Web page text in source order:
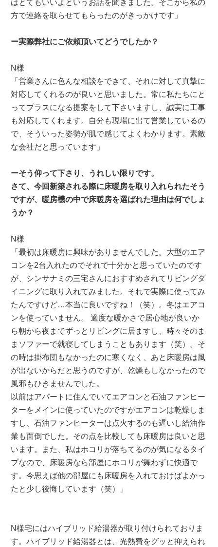
はとてもいいよというお話を聞きました。そこから私の
方で連絡を取らせてもらったのがきっかけです」
ー実際弊社にご依頼頂いてどうでしたか？
N様
「営業さんに色んな相談をできて、それに対して真摯に
対応してくれるのが良いと思いました。常に私たちにと
ってプラスになる提案をして下さいますし、誠実に工事
も対応してくれます。自分も現場に出て営業しているの
で、そういった姿勢が肌で感じてよくわかります。素敵
な会社だと思っています」
ーそう仰って下さり、うれしい限りです。
さて、今回新築される際に床暖房を取り入れられたそう
ですが、暖房機の中で床暖房を選ばれた理由は何でしょ
うか？
N様
「最初は床暖房に興味がありませんでした。大型のエア
コンを2台入れたのでそれで十分かと思っていたのです
が、シンサナミの三宅さんにおすすめされてリビングダ
イニングに取り入れてみました。それで実際に使ってみ
たんですけど…本当に良いですね！（笑）。冬はエアコ
ンを使っていません。 適度な暖かさで居心地が良いか
ら朝から夜までずっとリビングに居ますし、時々そのま
まソファーで就寝してしまうこともあります（笑）。そ
の時は掛布団もなかったのに寒くなく、あと床暖房は風
が出ないからだと思うのですが、乾燥もしなかったので
風邪もひきませんでした。
以前はアパートに住んでいてエアコンと石油ファンヒー
ターをメインに使っていたのですがエアコンは乾燥しま
すし、石油ファンヒーターは点火するのも遅いし給油作
業も面倒でした。その点を比較しても床暖房は良いと思
います。また、私はホコリが落ちてるのが気になるタイ
プなので、床暖房なら部屋にホコリが舞わずに快適で
す。今思えば他の部屋にも床暖房を入れておけばよかっ
たと少し後悔しています（笑）」
N様宅にはハイブリッド給湯器が取り付けられておりま
す。ハイブリッド給湯器とは、光熱費をグッと抑えられ